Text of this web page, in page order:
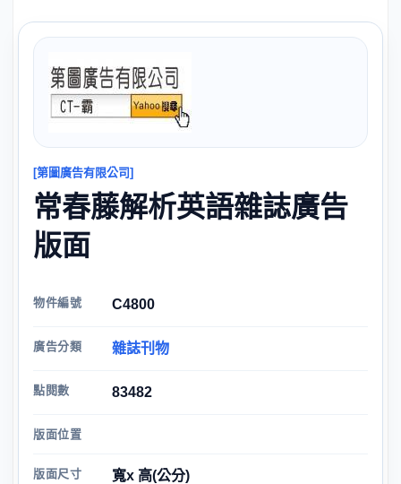
[第圖廣告有限公司]
常春藤解析英語雜誌廣告
版面
物件編號 C4800
廣告分類 雜誌刊物
點閱數 83482
版面位置
版面尺寸 寬x 高(公分)